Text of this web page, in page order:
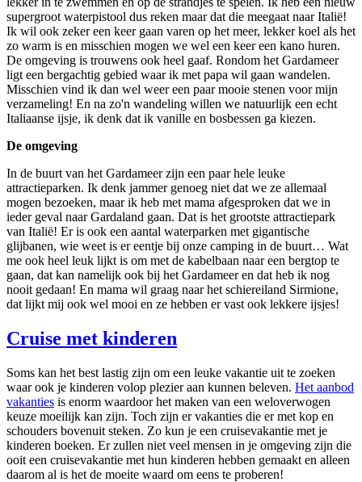
supergroot waterpistool dus reken maar dat die meegaat naar Italië!
Ik wil ook zeker een keer gaan varen op het meer, lekker koel als het
zo warm is en misschien mogen we wel een keer een kano huren.
De omgeving is trouwens ook heel gaaf. Rondom het Gardameer
ligt een bergachtig gebied waar ik met papa wil gaan wandelen.
Misschien vind ik dan wel weer een paar mooie stenen voor mijn
verzameling! En na zo'n wandeling willen we natuurlijk een echt
Italiaanse ijsje, ik denk dat ik vanille en bosbessen ga kiezen.
De omgeving
In de buurt van het Gardameer zijn een paar hele leuke
attractieparken. Ik denk jammer genoeg niet dat we ze allemaal
mogen bezoeken, maar ik heb met mama afgesproken dat we in
ieder geval naar Gardaland gaan. Dat is het grootste attractiepark
van Italië! Er is ook een aantal waterparken met gigantische
glijbanen, wie weet is er eentje bij onze camping in de buurt… Wat
me ook heel leuk lijkt is om met de kabelbaan naar een bergtop te
gaan, dat kan namelijk ook bij het Gardameer en dat heb ik nog
nooit gedaan! En mama wil graag naar het schiereiland Sirmione,
dat lijkt mij ook wel mooi en ze hebben er vast ook lekkere ijsjes!
Cruise met kinderen
Soms kan het best lastig zijn om een leuke vakantie uit te zoeken
waar ook je kinderen volop plezier aan kunnen beleven. Het aanbod
vakanties is enorm waardoor het maken van een weloverwogen
keuze moeilijk kan zijn. Toch zijn er vakanties die er met kop en
schouders bovenuit steken. Zo kun je een cruisevakantie met je
kinderen boeken. Er zullen niet veel mensen in je omgeving zijn die
ooit een cruisevakantie met hun kinderen hebben gemaakt en alleen
daarom al is het de moeite waard om eens te proberen!